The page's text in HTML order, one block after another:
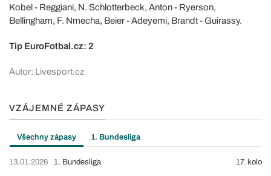
Kobel - Reggiani, N. Schlotterbeck, Anton - Ryerson,
Bellingham, F. Nmecha, Beier - Adeyemi, Brandt - Guirassy.
Tip EuroFotbal.cz: 2
Autor: Livesport.cz
VZÁJEMNÉ ZÁPASY
Všechny zápasy 1. Bundesliga
13.01.2026 1. Bundesliga 17. kolo